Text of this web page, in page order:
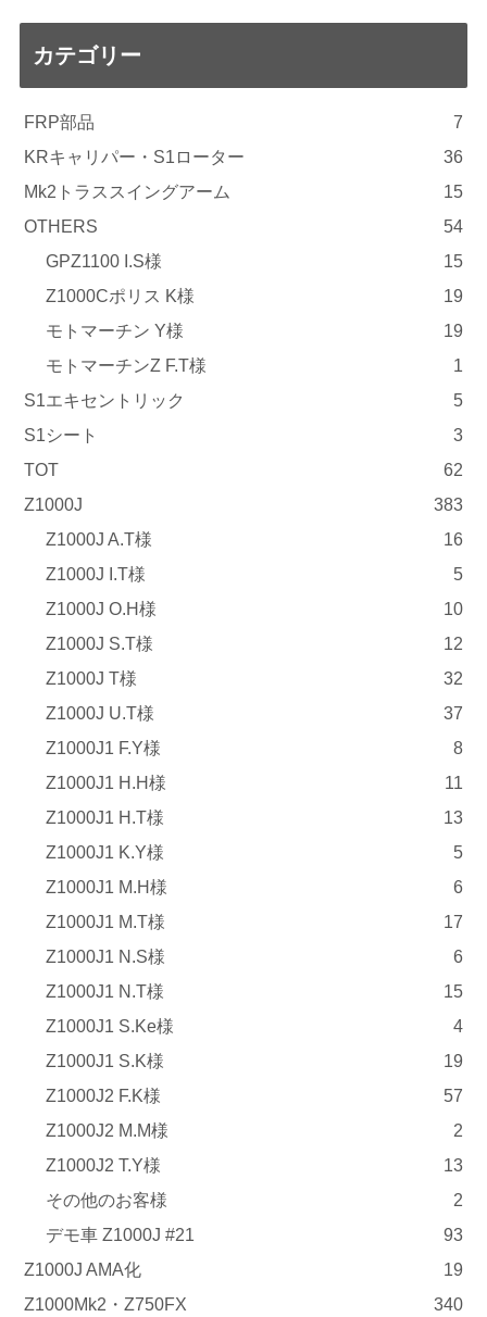
カテゴリー
FRP部品
7
KRキャリパー・S1ローター
36
Mk2トラススイングアーム
15
OTHERS
54
GPZ1100 I.S様
15
Z1000Cポリス K様
19
モトマーチン Y様
19
モトマーチンZ F.T様
1
S1エキセントリック
5
S1シート
3
TOT
62
Z1000J
383
Z1000J A.T様
16
Z1000J I.T様
5
Z1000J O.H様
10
Z1000J S.T様
12
Z1000J T様
32
Z1000J U.T様
37
Z1000J1 F.Y様
8
Z1000J1 H.H様
11
Z1000J1 H.T様
13
Z1000J1 K.Y様
5
Z1000J1 M.H様
6
Z1000J1 M.T様
17
Z1000J1 N.S様
6
Z1000J1 N.T様
15
Z1000J1 S.Ke様
4
Z1000J1 S.K様
19
Z1000J2 F.K様
57
Z1000J2 M.M様
2
Z1000J2 T.Y様
13
その他のお客様
2
デモ車 Z1000J #21
93
Z1000J AMA化
19
Z1000Mk2・Z750FX
340